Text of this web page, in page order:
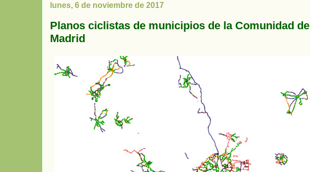
lunes, 6 de noviembre de 2017
Planos ciclistas de municipios de la Comunidad de
Madrid